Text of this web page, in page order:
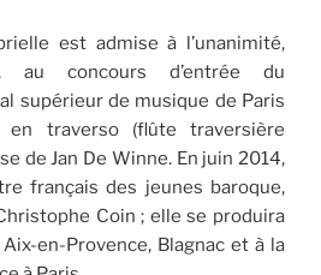
est admise à l’unanimité,
au concours d’entrée du
supérieur de musique de Paris
traverso (flûte traversière
de Jan De Winne. En juin 2014,
français des jeunes baroque,
Coin ; elle se produira
en-Provence, Blagnac et à la